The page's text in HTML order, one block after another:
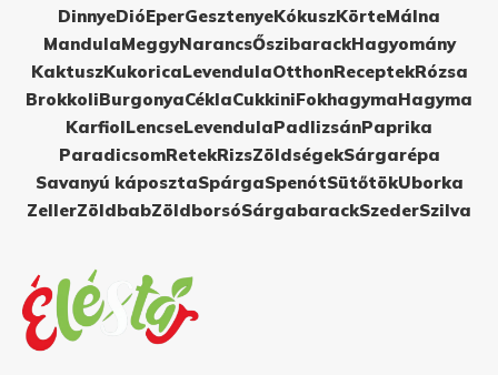
DinnyeDióEperGesztenyeKókuszKörteMálna
MandulaMeggyNarancsŐszibarackHagyomány
KaktuszKukoricaLevendulaOtthonReceptekRózsa
BrokkoliBurgonyaCéklaCukkiniFokhagymaHagyma
KarfiolLencseLevendulaPadlizsánPaprika
ParadicsomRetekRizsZöldségekSárgarépa
Savanyú káposztaSpárgaSpenótSütőtökUborka
ZellerZöldbabZöldborsóSárgabarackSzederSzilva